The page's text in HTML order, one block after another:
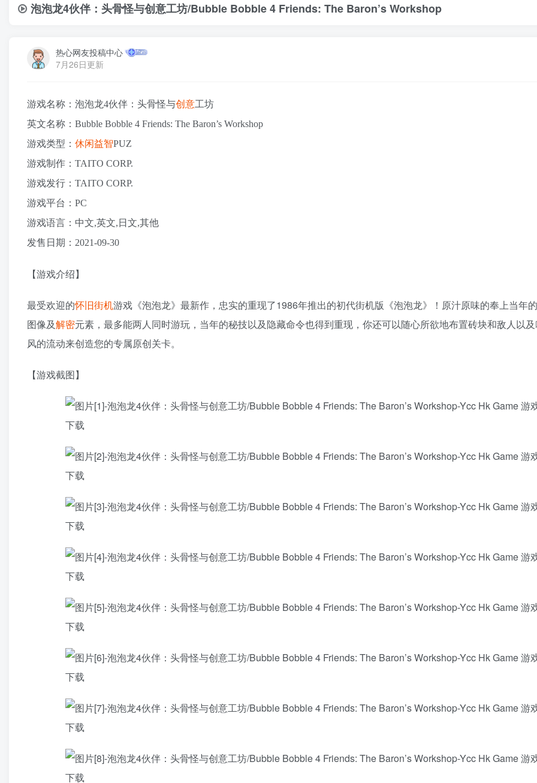
泡泡龙4伙伴：头骨怪与创意工坊/Bubble Bobble 4 Friends: The Baron’s Workshop
热心网友投稿中心
7月26日更新
游戏名称：泡泡龙4伙伴：头骨怪与创意工坊
英文名称：Bubble Bobble 4 Friends: The Baron’s Workshop
游戏类型： 休闲益智PUZ
游戏制作：TAITO CORP.
游戏发行：TAITO CORP.
游戏平台：PC
游戏语言：中文,英文,日文,其他
发售日期：2021-09-30
【游戏介绍】
最受欢迎的怀旧街机游戏《泡泡龙》最新作，忠实的重现了1986年推出的初代街机版《泡泡龙》！原汁原味的奉上当年的
图像及解密元素，最多能两人同时游玩，当年的秘技以及隐藏命令也得到重现，你还可以随心所欲地布置砖块和敌人以
风的流动来创造您的专属原创关卡。
【游戏截图】